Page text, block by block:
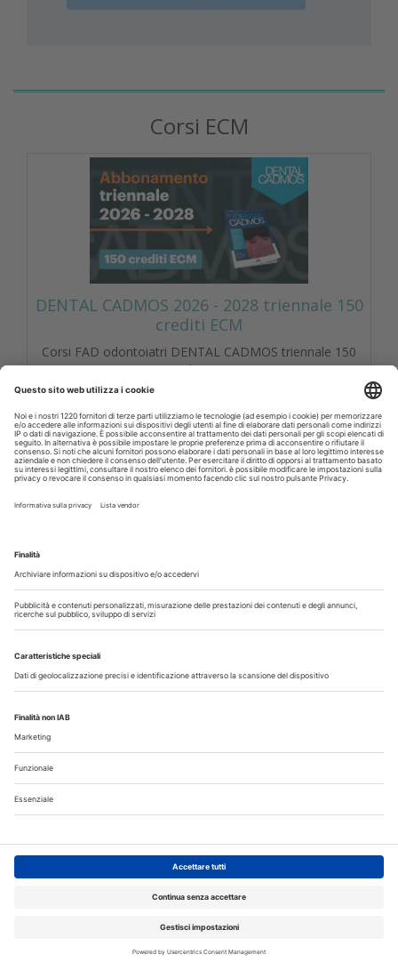
Corsi ECM
DENTAL CADMOS 2026 - 2028 triennale 150
crediti ECM
Corsi FAD odontoiatri DENTAL CADMOS triennale 150
crediti ECM
Crediti ECM:
Prezzo:280,00 € IVA inclusa